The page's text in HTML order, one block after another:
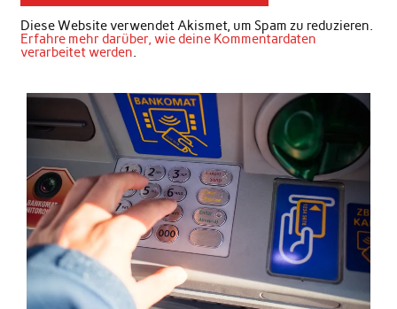
Diese Website verwendet Akismet, um Spam zu reduzieren.
Erfahre mehr darüber, wie deine Kommentardaten
verarbeitet werden.